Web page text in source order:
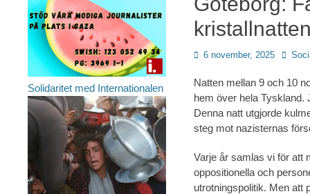
Publicerad
6 november, 2025
Natten mellan 9 och 10
hem över hela Tyskland.
Denna natt utgjorde
steg mot nazisternas
Varje år samlas vi för att
oppositionella och
utrotningspolitik. Men att
Solidaritet med Internationalen